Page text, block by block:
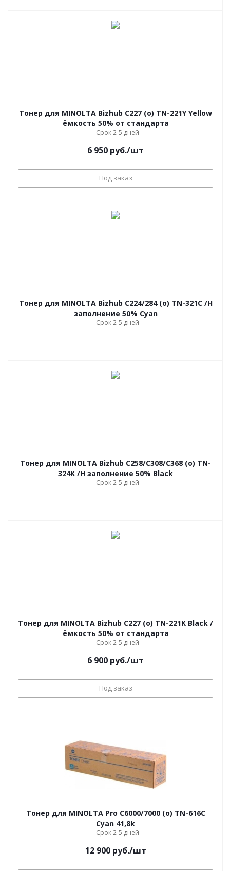
Тонер для MINOLTA Bizhub C227 (o) TN-221Y Yellow
ёмкость 50% от стандарта
Срок 2-5 дней
6 950 руб./шт
Под заказ
Тонер для MINOLTA Bizhub С224/284 (o) TN-321C /H
заполнение 50% Cyan
Срок 2-5 дней
Тонер для MINOLTA Bizhub С258/С308/С368 (o) TN-
324K /H заполнение 50% Black
Срок 2-5 дней
Тонер для MINOLTA Bizhub C227 (o) TN-221K Black /
ёмкость 50% от стандарта
Срок 2-5 дней
6 900 руб./шт
Под заказ
Тонер для MINOLTA Pro C6000/7000 (o) TN-616C
Cyan 41,8k
Срок 2-5 дней
12 900руб./шт